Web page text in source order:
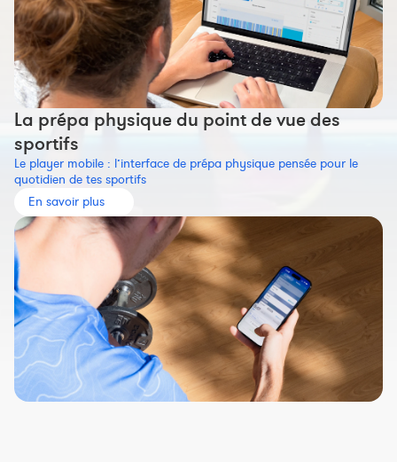
La prépa physique du point de vue des
sportifs
Le player mobile : l’interface de prépa physique pensée pour le
quotidien de tes sportifs
En savoir plus